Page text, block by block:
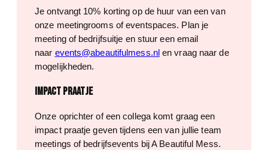
Je ontvangt 10% korting op de huur van een van
onze meetingrooms of eventspaces. Plan je
meeting of bedrijfsuitje en stuur een email
naar events@abeautifulmess.nl en vraag naar de
mogelijkheden.
Impact praatje
Onze oprichter of een collega komt graag een
impact praatje geven tijdens een van jullie team
meetings of bedrijfsevents bij A Beautiful Mess.